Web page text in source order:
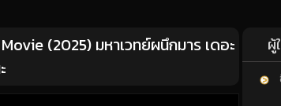
(2025) มหาเวทย์ผนึกมาร เดอะ
ผู้